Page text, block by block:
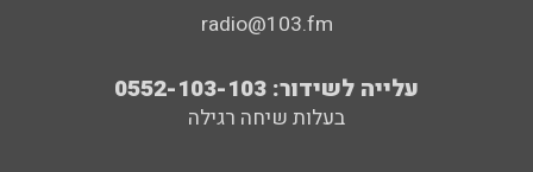
radio@103.fm
עלייה לשידור: 0552-103-103
בעלות שיחה רגילה